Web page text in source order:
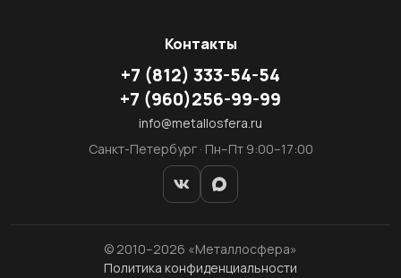
Контакты
+7 (812) 333-54-54
+7 (960)256-99-99
info@metallosfera.ru
Санкт-Петербург · Пн–Пт 9:00–17:00
© 2010–2026 «Металлосфера»
Политика конфиденциальности